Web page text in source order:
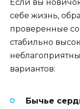
Если вы
себе жизнь,
проверенные
стабильно
вариантов:
Бычье